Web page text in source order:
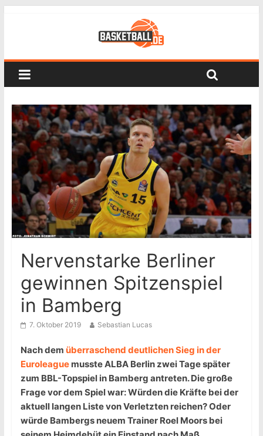
Nervenstarke Berliner
gewinnen Spitzenspiel
in Bamberg
7. Oktober 2019 Sebastian Lucas
Nach dem überraschend deutlichen Sieg in der
Euroleaguemusste ALBA Berlin zwei Tage später
zum BBL-Topspiel in Bamberg antreten. Die große
Frage vor dem Spiel war: Würden die Kräfte bei der
aktuell langen Liste von Verletzten reichen? Oder
würde Bambergs neuem Trainer Roel Moors bei